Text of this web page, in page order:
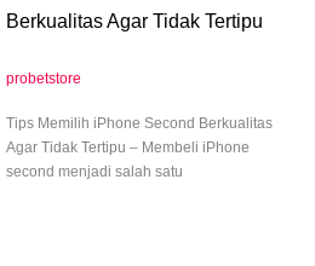
Berkualitas Agar Tidak Tertipu
probetstore
Tips Memilih iPhone Second Berkualitas
Agar Tidak Tertipu – Membeli iPhone
second menjadi salah satu